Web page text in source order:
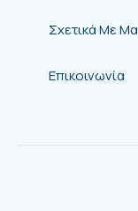
Σχετικά Με
Επικοινωνία